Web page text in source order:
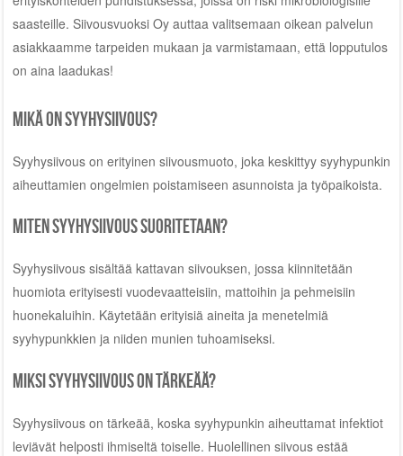
saasteille. Siivousvuoksi Oy auttaa valitsemaan oikean palvelun
asiakkaamme tarpeiden mukaan ja varmistamaan, että lopputulos
on aina laadukas!
Mikä on syyhysiivous?
Syyhysiivous on erityinen siivousmuoto, joka keskittyy syyhypunkin
aiheuttamien ongelmien poistamiseen asunnoista ja työpaikoista.
Miten syyhysiivous suoritetaan?
Syyhysiivous sisältää kattavan siivouksen, jossa kiinnitetään
huomiota erityisesti vuodevaatteisiin, mattoihin ja pehmeisiin
huonekaluihin. Käytetään erityisiä aineita ja menetelmiä
syyhypunkkien ja niiden munien tuhoamiseksi.
Miksi syyhysiivous on tärkeää?
Syyhysiivous on tärkeää, koska syyhypunkin aiheuttamat infektiot
leviävät helposti ihmiseltä toiselle. Huolellinen siivous estää